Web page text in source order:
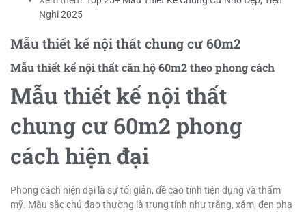
Nghi 2025
Mẫu thiết kế nội thất chung cư 60m2
Mẫu thiết kế nội thất căn hộ 60m2 theo phong cách
Mẫu thiết kế nội thất
chung cư 60m2 phong
cách hiện đại
Phong cách hiện đại là sự tối giản, đề cao tính tiện dụng và thẩm
mỹ. Màu sắc chủ đạo thường là trung tính như trắng, xám, đen pha